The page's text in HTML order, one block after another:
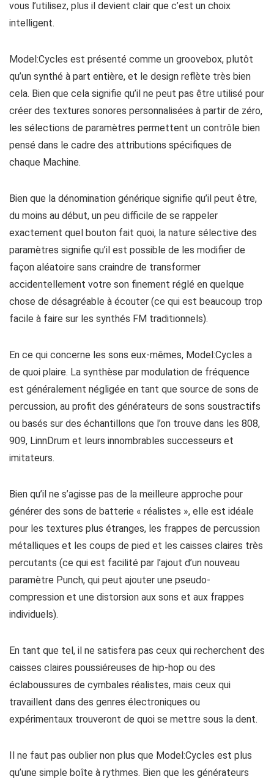
vous l’utilisez, plus il devient clair que c’est un choix
intelligent.
Model:Cycles est présenté comme un groovebox, plutôt
qu’un synthé à part entière, et le design reflète très bien
cela. Bien que cela signifie qu’il ne peut pas être utilisé pour
créer des textures sonores personnalisées à partir de zéro,
les sélections de paramètres permettent un contrôle bien
pensé dans le cadre des attributions spécifiques de
chaque Machine.
Bien que la dénomination générique signifie qu’il peut être,
du moins au début, un peu difficile de se rappeler
exactement quel bouton fait quoi, la nature sélective des
paramètres signifie qu’il est possible de les modifier de
façon aléatoire sans craindre de transformer
accidentellement votre son finement réglé en quelque
chose de désagréable à écouter (ce qui est beaucoup trop
facile à faire sur les synthés FM traditionnels).
En ce qui concerne les sons eux-mêmes, Model:Cycles a
de quoi plaire. La synthèse par modulation de fréquence
est généralement négligée en tant que source de sons de
percussion, au profit des générateurs de sons soustractifs
ou basés sur des échantillons que l’on trouve dans les 808,
909, LinnDrum et leurs innombrables successeurs et
imitateurs.
Bien qu’il ne s’agisse pas de la meilleure approche pour
générer des sons de batterie « réalistes », elle est idéale
pour les textures plus étranges, les frappes de percussion
métalliques et les coups de pied et les caisses claires très
percutants (ce qui est facilité par l’ajout d’un nouveau
paramètre Punch, qui peut ajouter une pseudo-
compression et une distorsion aux sons et aux frappes
individuels).
En tant que tel, il ne satisfera pas ceux qui recherchent des
caisses claires poussiéreuses de hip-hop ou des
éclaboussures de cymbales réalistes, mais ceux qui
travaillent dans des genres électroniques ou
expérimentaux trouveront de quoi se mettre sous la dent.
Il ne faut pas oublier non plus que Model:Cycles est plus
qu’une simple boîte à rythmes. Bien que les générateurs